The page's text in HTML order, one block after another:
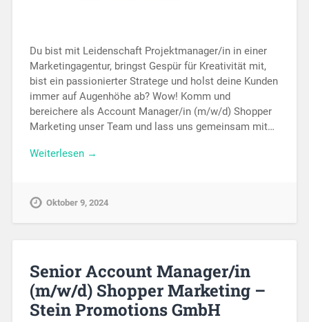
Du bist mit Leidenschaft Projektmanager/in in einer
Marketingagentur, bringst Gespür für Kreativität mit,
bist ein passionierter Stratege und holst deine Kunden
immer auf Augenhöhe ab? Wow! Komm und
bereichere als Account Manager/in (m/w/d) Shopper
Marketing unser Team und lass uns gemeinsam mit…
Weiterlesen →
Oktober 9, 2024
Senior Account Manager/in
(m/w/d) Shopper Marketing –
Stein Promotions GmbH